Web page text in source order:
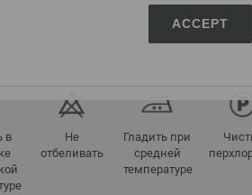
ACCEPT
СОВЕТЫ ПО
в
Не
отбеливать
Гладить при
средней
температуре